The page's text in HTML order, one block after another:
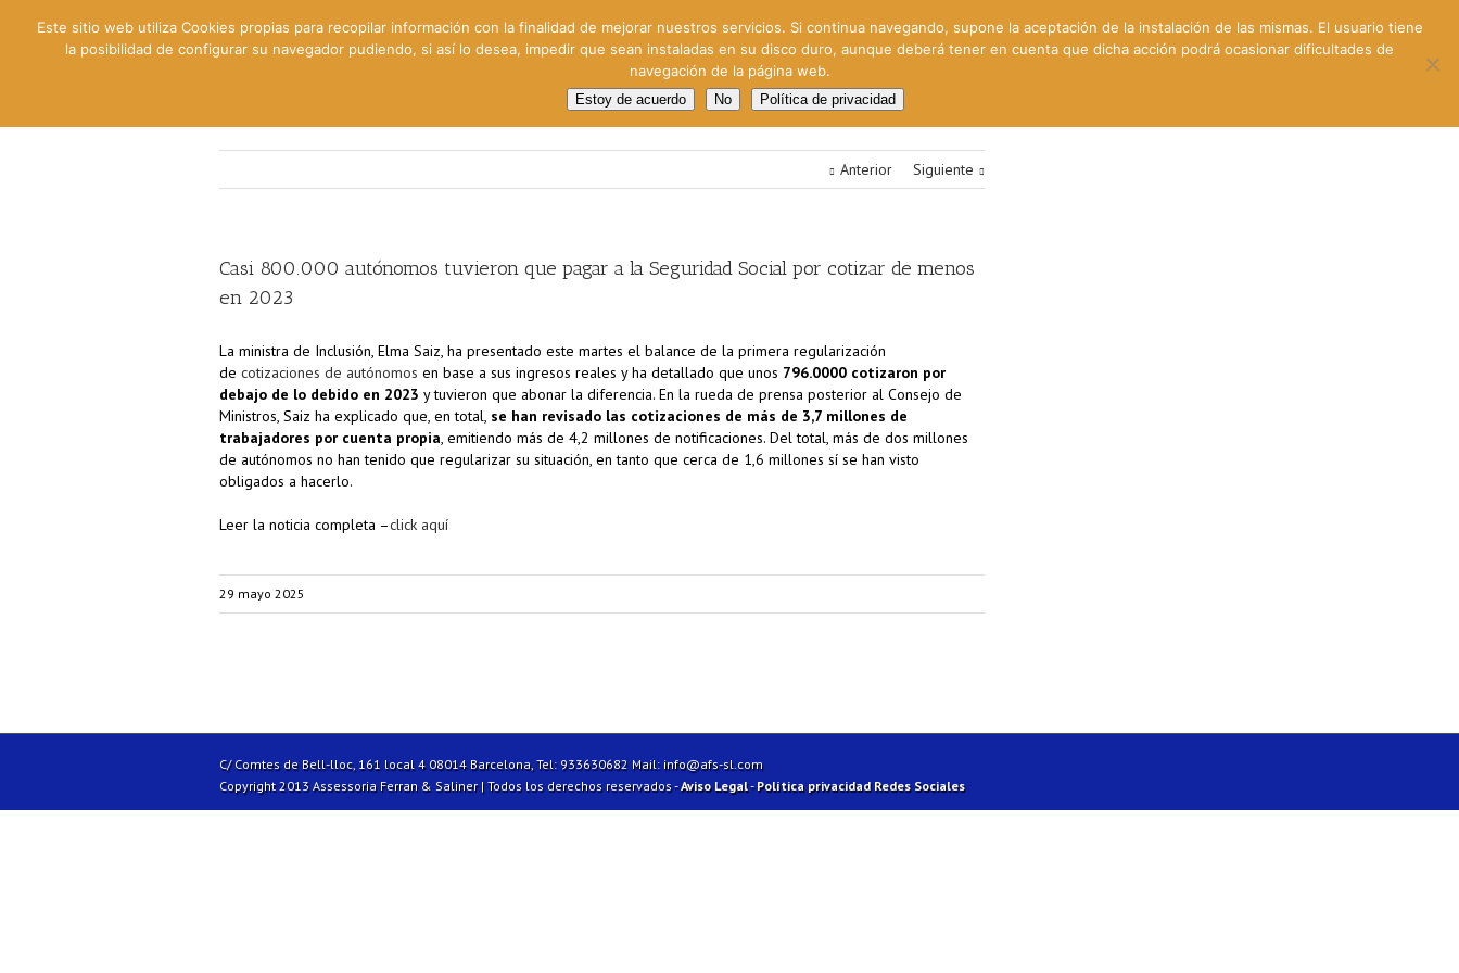
Gestión Cinematográfica Otros servicios
Anterior Siguiente
Casi 800.000 autónomos tuvieron que pagar a la Seguridad Social por cotizar de menos
en 2023
La ministra de Inclusión, Elma Saiz, ha presentado este martes el balance de la primera regularización
de cotizaciones de autónomos en base a sus ingresos reales y ha detallado que unos 796.0000 cotizaron por
debajo de lo debido en 2023 y tuvieron que abonar la diferencia. En la rueda de prensa posterior al Consejo de
Ministros, Saiz ha explicado que, en total, se han revisado las cotizaciones de más de 3,7 millones de
trabajadores por cuenta propia, emitiendo más de 4,2 millones de notificaciones. Del total, más de dos millones
de autónomos no han tenido que regularizar su situación, en tanto que cerca de 1,6 millones sí se han visto
obligados a hacerlo.
Leer la noticia completa –click aquí
29 mayo 2025
C/ Comtes de Bell-lloc, 161 local 4 08014 Barcelona, Tel: 933630682 Mail: info@afs-sl.com
Copyright 2013 Assessoria Ferran & Saliner | Todos los derechos reservados -Aviso Legal-Política privacidad Redes Sociales
Este sitio web utiliza Cookies propias para recopilar información con la finalidad de mejorar nuestros servicios. Si continua navegando, supone la aceptación de la instalación de las mismas. El usuario tiene
la posibilidad de configurar su navegador pudiendo, si así lo desea, impedir que sean instaladas en su disco duro, aunque deberá tener en cuenta que dicha acción podrá ocasionar dificultades de
navegación de la página web.
Estoy de acuerdo No Política de privacidad